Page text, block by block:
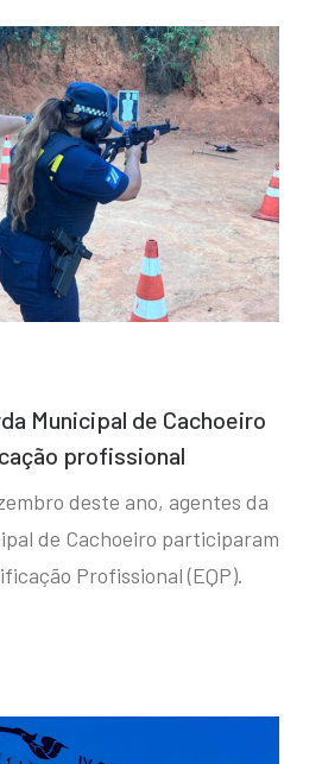
Municipal de Cachoeiro
profissional
deste ano, agentes da
de Cachoeiro participaram
Profissional (EQP).